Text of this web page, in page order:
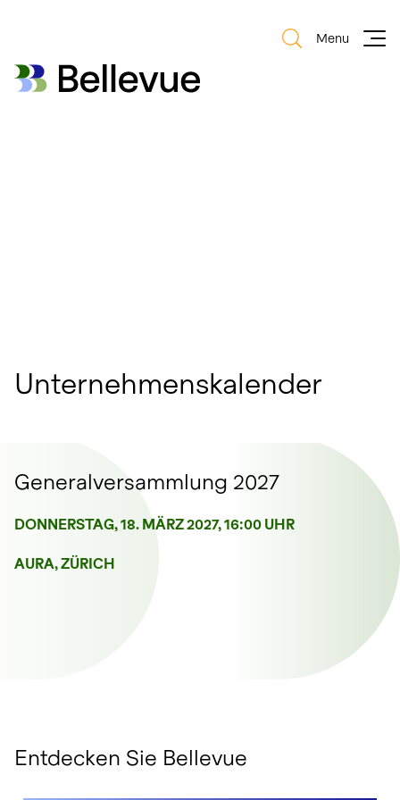
Bellevue Group AG
Menu
Unternehmenskalender
Generalversammlung 2027
DONNERSTAG, 18. MÄRZ 2027, 16:00 UHR
AURA, ZÜRICH
Entdecken Sie Bellevue